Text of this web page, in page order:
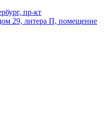
пр-кт
29, литера П, помещение